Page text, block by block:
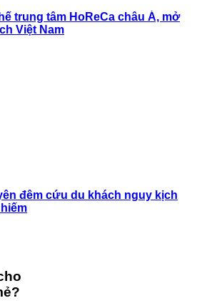
trung tâm HoReCa châu Á, mở
Việt Nam
đêm cứu du khách nguy kịch